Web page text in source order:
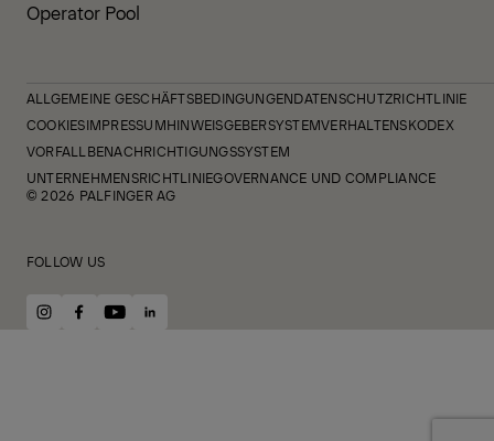
Operator Pool
ALLGEMEINE GESCHÄFTSBEDINGUNGENDATENSCHUTZRICHTLINIE
COOKIESIMPRESSUMHINWEISGEBERSYSTEMVERHALTENSKODEX
VORFALLBENACHRICHTIGUNGSSYSTEM
UNTERNEHMENSRICHTLINIEGOVERNANCE UND COMPLIANCE
© 2026 PALFINGER AG
FOLLOW US
instagram
facebook
youtubelinkedin